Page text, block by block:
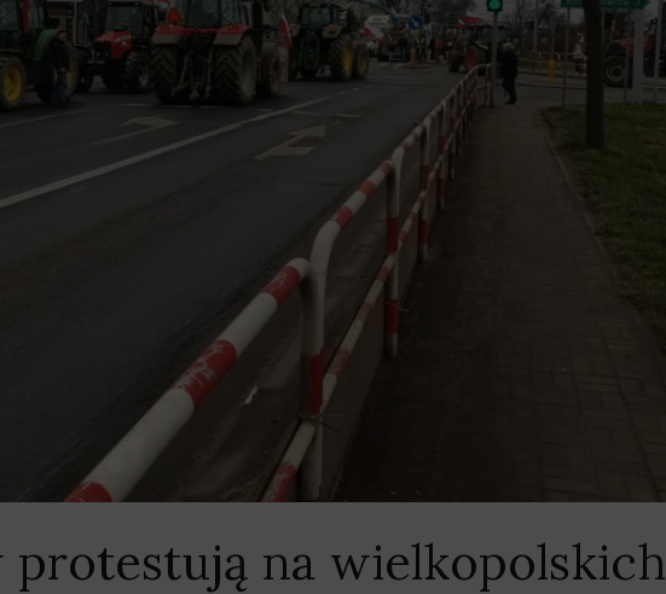
protestują na wielkopolskich